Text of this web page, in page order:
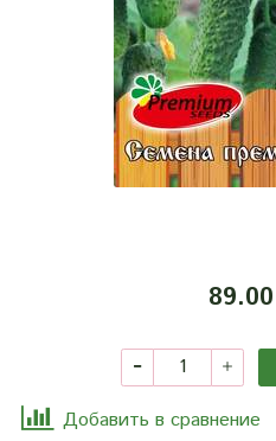
Добавить в сравнение